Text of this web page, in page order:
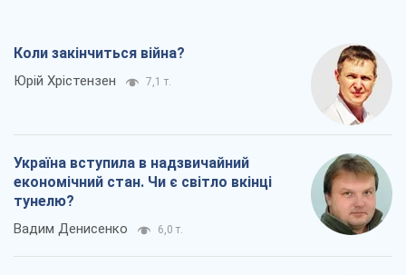
Коли закінчиться війна?
Юрій Хрістензен 7,1 т.
Україна вступила в надзвичайний
економічний стан. Чи є світло вкінці
тунелю?
Вадим Денисенко 6,0 т.